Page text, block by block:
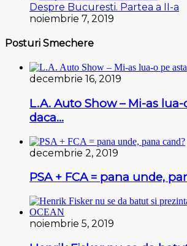
Despre Bucuresti. Partea a II-a
noiembrie 7, 2019
Posturi Smechere
decembrie 16, 2019
L.A. Auto Show – Mi-as lua-
daca…
decembrie 2, 2019
PSA + FCA = pana unde,
noiembrie 5, 2019